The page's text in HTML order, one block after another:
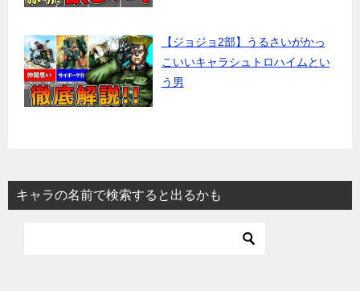
【ジョジョ2部】うるさいがかっ
こいいキャラシュトロハイムとい
う男
キャラの名前で検索すると出るかも